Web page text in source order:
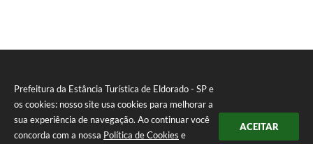
Prefeitura da Estância Turística de Eldorado - SP e
os cookies: nosso site usa cookies para melhorar a
sua experiência de navegação. Ao continuar você
concorda com a nossa Política de Cookies e
ACEITAR